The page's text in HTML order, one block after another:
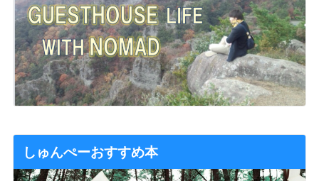
しゅんぺーおすすめ本